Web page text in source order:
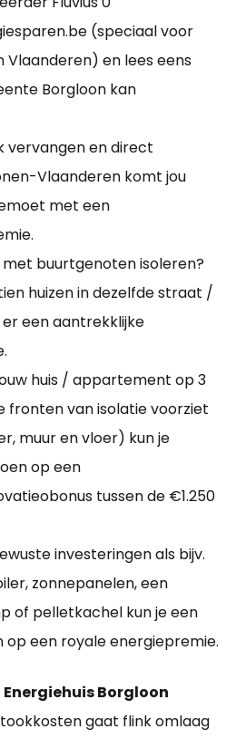
(speciaal voor
Vlaanderen) en lees eens
Borgloon kan
vervangen en direct
Vlaanderen komt jou
met een
met buurtgenoten isoleren?
huizen in dezelfde straat /
een aantrekklijke
huis / appartement op 3
fronten van isolatie voorziet
muur en vloer) kun je
op een
tussen de €1.250
investeringen als bijv.
zonnepanelen, een
of pelletkachel kun je een
op een royale energiepremie.
Borgloon
gaat flink omlaag